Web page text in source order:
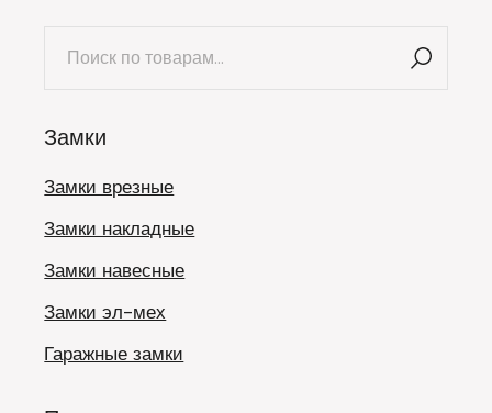
Замки
Замки врезные
Замки накладные
Замки навесные
Замки эл-мех
Гаражные замки